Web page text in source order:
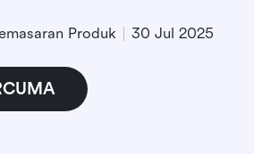
Produk 30 Jul 2025